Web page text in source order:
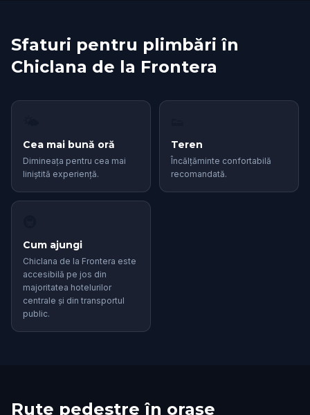
Sfaturi pentru plimbări în
Chiclana de la Frontera
Cea mai bună oră
Dimineața pentru cea mai
liniștită experiență.
Teren
Încălțăminte confortabilă
recomandată.
Cum ajungi
Chiclana de la Frontera este
accesibilă pe jos din
majoritatea hotelurilor
centrale și din transportul
public.
Rute pedestre în orașe